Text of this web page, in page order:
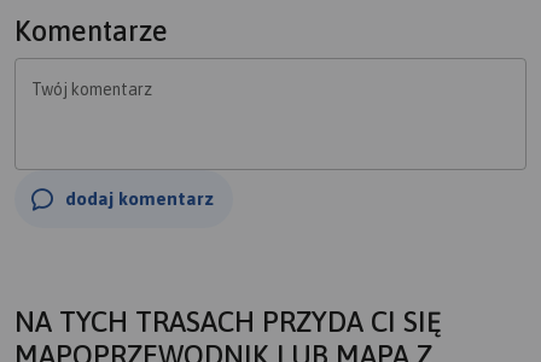
Komentarze
Twój komentarz
dodaj komentarz
NA TYCH TRASACH PRZYDA CI SIĘ
MAPOPRZEWODNIK LUB MAPA Z